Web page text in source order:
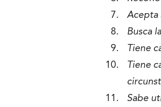
Acepta
Busca
Tiene
Tiene
Sabe